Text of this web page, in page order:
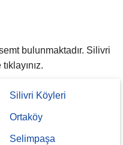
bulunmaktadır. Silivri
Silivri Köyleri
Ortaköy
Selimpaşa